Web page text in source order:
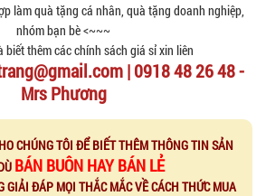
làm quà tặng cá nhân, quà tặng doanh nghiệp,
nhóm bạn bè <~~~
biết thêm các chính sách giá sỉ xin liên
| 0918 48 26 48 -
Mrs Phương
CHÚNG TÔI ĐỂ BIẾT THÊM THÔNG TIN SẢN
BÁN BUÔN HAY BÁN LẺ
GIẢI ĐÁP MỌI THẮC MẮC VỀ CÁCH THỨC MUA